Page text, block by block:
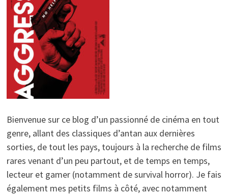
Bienvenue sur ce blog d’un passionné de cinéma en tout
genre, allant des classiques d’antan aux dernières
sorties, de tout les pays, toujours à la recherche de films
rares venant d’un peu partout, et de temps en temps,
lecteur et gamer (notamment de survival horror). Je fais
également mes petits films à côté, avec notamment